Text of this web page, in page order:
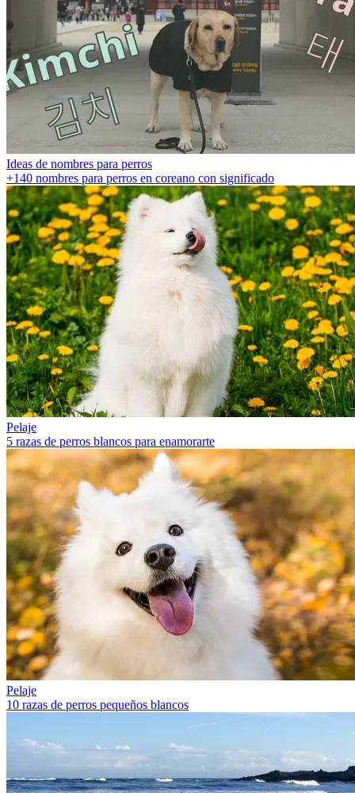
Ideas de nombres para perros
+140 nombres para perros en coreano con significado
Pelaje
5 razas de perros blancos para enamorarte
Pelaje
10 razas de perros pequeños blancos